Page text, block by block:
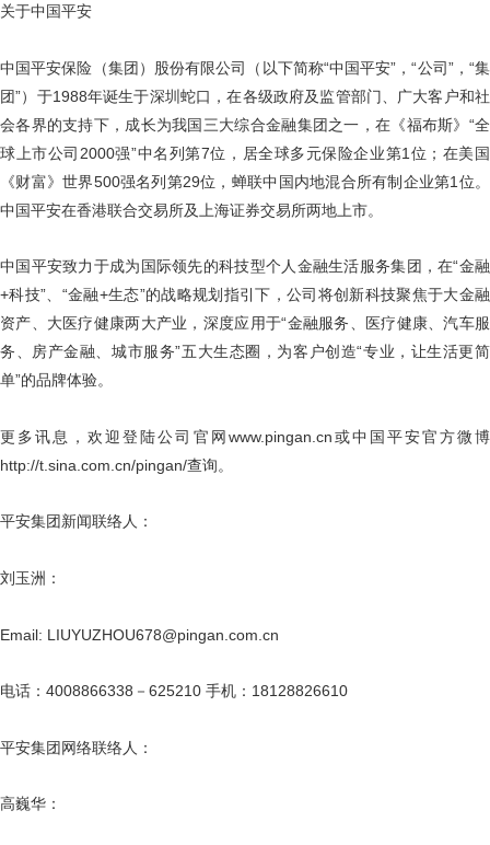
关于中国平安
中国平安保险（集团）股份有限公司（以下简称“中国平安”，“公司”，“集
团”）于1988年诞生于深圳蛇口，在各级政府及监管部门、广大客户和社
会各界的支持下，成长为我国三大综合金融集团之一，在《福布斯》“全
球上市公司2000强”中名列第7位，居全球多元保险企业第1位；在美国
《财富》世界500强名列第29位，蝉联中国内地混合所有制企业第1位。
中国平安在香港联合交易所及上海证券交易所两地上市。
中国平安致力于成为国际领先的科技型个人金融生活服务集团，在“金融
+科技”、“金融+生态”的战略规划指引下，公司将创新科技聚焦于大金融
资产、大医疗健康两大产业，深度应用于“金融服务、医疗健康、汽车服
务、房产金融、城市服务”五大生态圈，为客户创造“专业，让生活更简
单”的品牌体验。
更多讯息，欢迎登陆公司官网www.pingan.cn或中国平安官方微博
http://t.sina.com.cn/pingan/查询。
平安集团新闻联络人：
刘玉洲：
Email: LIUYUZHOU678@pingan.com.cn
电话：4008866338－625210 手机：18128826610
平安集团网络联络人：
高巍华：